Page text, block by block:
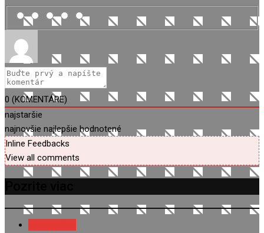
0 (KOMENTÁRE)
najstaršie
najnovšie najlepšie hodnotené
Inline Feedbacks
View all comments